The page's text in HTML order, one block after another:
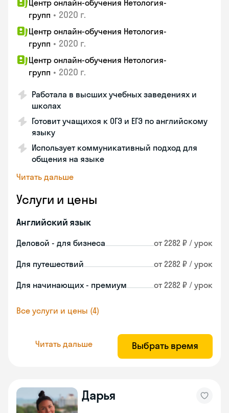
Центр онлайн-обучения Нетология-
групп • 2020 г.
Центр онлайн-обучения Нетология-
групп • 2020 г.
Центр онлайн-обучения Нетология-
групп • 2020 г.
Работала в высших учебных заведениях и
школах
Готовит учащихся к ОГЭ и ЕГЭ по английскому
языку
Использует коммуникативный подход для
общения на языке
Читать дальше
Услуги и цены
Английский язык
Деловой - для бизнеса от 2282 ₽ / урок
Для путешествий от 2282 ₽ / урок
Для начинающих - премиум от 2282 ₽ / урок
Все услуги и цены (4)
Читать дальше Выбрать время
Дарья